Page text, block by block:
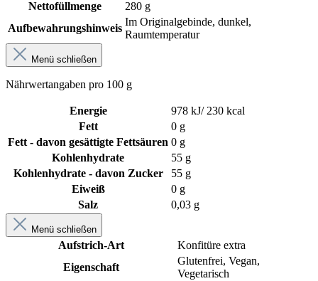
Nettofüllmenge
280 g
Aufbewahrungshinweis
Im Originalgebinde, dunkel,
Raumtemperatur
Menü schließen
Nährwertangaben pro 100 g
Energie
978 kJ/ 230 kcal
Fett
0 g
Fett - davon gesättigte Fettsäuren 0 g
Kohlenhydrate
55 g
Kohlenhydrate - davon Zucker
55 g
Eiweiß
0 g
Salz
0,03 g
Menü schließen
Aufstrich-Art
Konfitüre extra
Eigenschaft
Glutenfrei, Vegan,
Vegetarisch